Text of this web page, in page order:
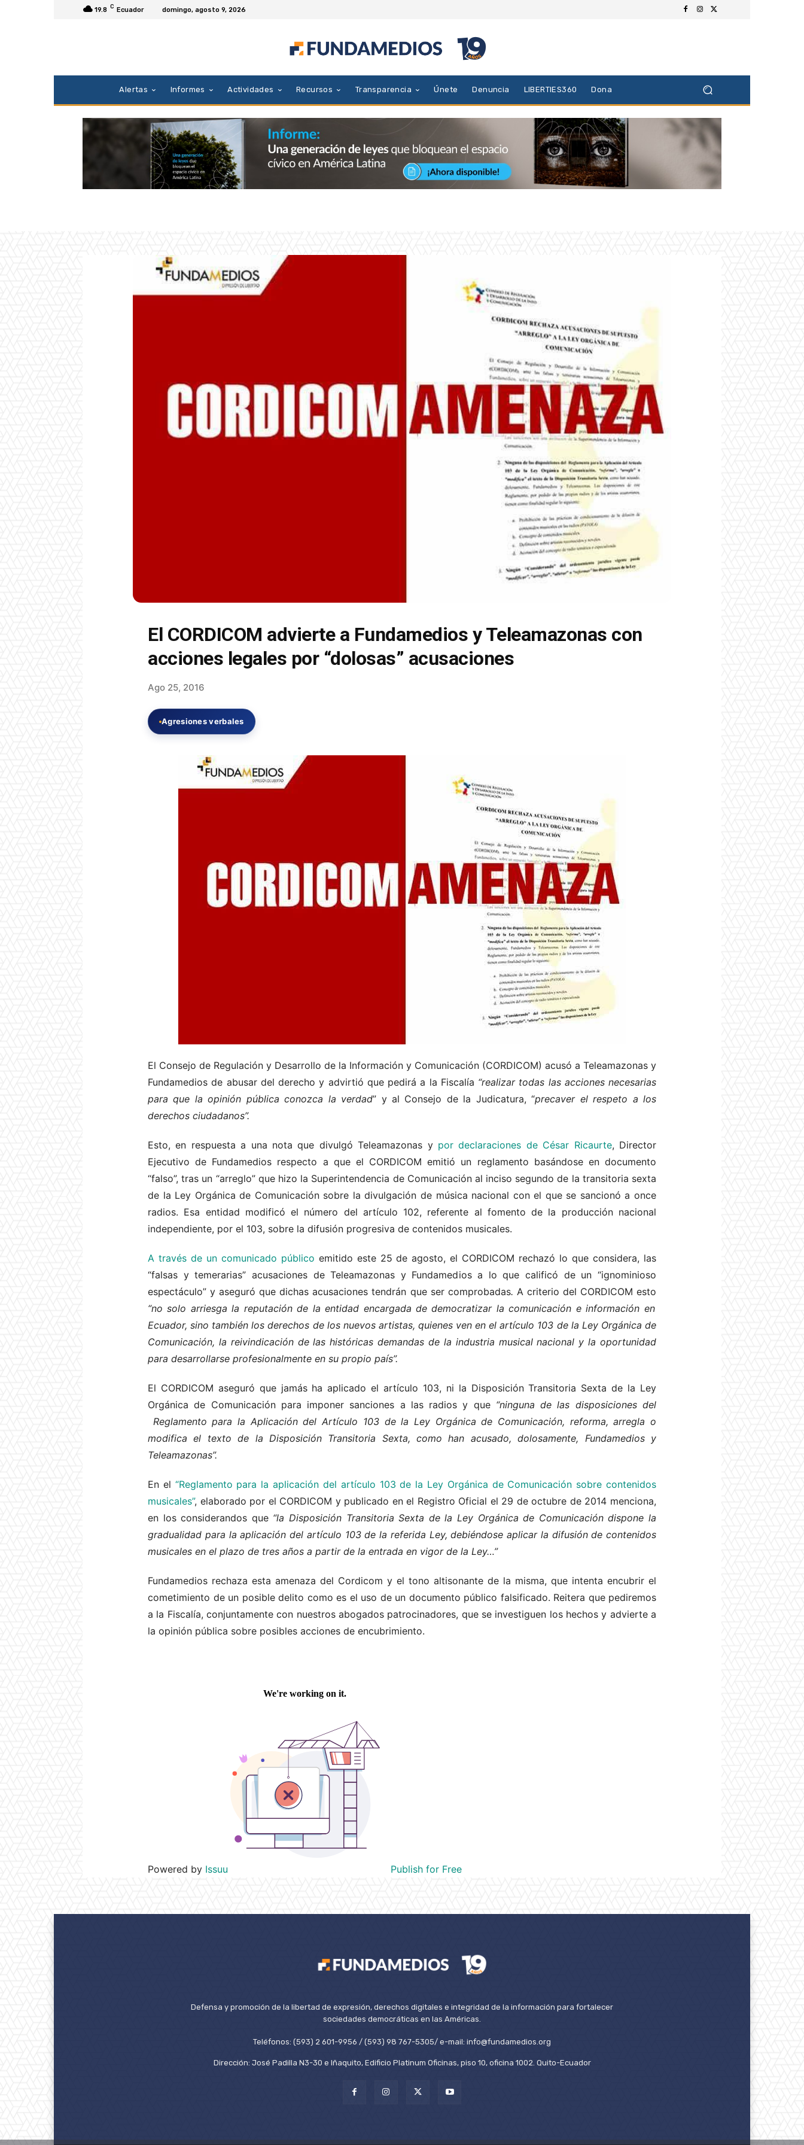
19.8 C Ecuador domingo, agosto 9, 2026
Alertas Informes Actividades Recursos Transparencia Únete Denuncia LIBERTIES360 Dona
El CORDICOM advierte a Fundamedios y Teleamazonas con
acciones legales por “dolosas” acusaciones
Ago 25, 2016
Agresiones verbales
El Consejo de Regulación y Desarrollo de la Información y Comunicación (CORDICOM) acusó a Teleamazonas y
Fundamedios de abusar del derecho y advirtió que pedirá a la Fiscalía “realizar todas las acciones necesarias
para que la opinión pública conozca la verdad” y al Consejo de la Judicatura, “precaver el respeto a los
derechos ciudadanos”.
Esto, en respuesta a una nota que divulgó Teleamazonas y por declaraciones de César Ricaurte, Director
Ejecutivo de Fundamedios respecto a que el CORDICOM emitió un reglamento basándose en documento
“falso”, tras un “arreglo” que hizo la Superintendencia de Comunicación al inciso segundo de la transitoria sexta
de la Ley Orgánica de Comunicación sobre la divulgación de música nacional con el que se sancionó a once
radios. Esa entidad modificó el número del artículo 102, referente al fomento de la producción nacional
independiente, por el 103, sobre la difusión progresiva de contenidos musicales.
A través de un comunicado público emitido este 25 de agosto, el CORDICOM rechazó lo que considera, las
“falsas y temerarias” acusaciones de Teleamazonas y Fundamedios a lo que calificó de un “ignominioso
espectáculo” y aseguró que dichas acusaciones tendrán que ser comprobadas. A criterio del CORDICOM esto
“no solo arriesga la reputación de la entidad encargada de democratizar la comunicación e información en
Ecuador, sino también los derechos de los nuevos artistas, quienes ven en el artículo 103 de la Ley Orgánica de
Comunicación, la reivindicación de las históricas demandas de la industria musical nacional y la oportunidad
para desarrollarse profesionalmente en su propio país”.
El CORDICOM aseguró que jamás ha aplicado el artículo 103, ni la Disposición Transitoria Sexta de la Ley
Orgánica de Comunicación para imponer sanciones a las radios y que“ninguna de las disposiciones del
Reglamento para la Aplicación del Artículo 103 de la Ley Orgánica de Comunicación, reforma, arregla o
modifica el texto de la Disposición Transitoria Sexta, como han acusado, dolosamente, Fundamedios y
Teleamazonas”.
En el “Reglamento para la aplicación del artículo 103 de la Ley Orgánica de Comunicación sobre contenidos
musicales”, elaborado por el CORDICOM y publicado en el Registro Oficial el 29 de octubre de 2014 menciona,
en los considerandos que“la Disposición Transitoria Sexta de la Ley Orgánica de Comunicación dispone la
gradualidad para la aplicación del artículo 103 de la referida Ley, debiéndose aplicar la difusión de contenidos
musicales en el plazo de tres años a partir de la entrada en vigor de la Ley…”
Fundamedios rechaza esta amenaza del Cordicom y el tono altisonante de la misma, que intenta encubrir el
cometimiento de un posible delito como es el uso de un documento público falsificado. Reitera que pediremos
a la Fiscalía, conjuntamente con nuestros abogados patrocinadores, que se investiguen los hechos y advierte a
la opinión pública sobre posibles acciones de encubrimiento.
Powered by Issuu Publish for Free
Defensa y promoción de la libertad de expresión, derechos digitales e integridad de la información para fortalecer
sociedades democráticas en las Américas.
Teléfonos: (593) 2 601-9956 / (593) 98 767-5305/ e-mail: info@fundamedios.org
Dirección: José Padilla N3-30 e Iñaquito, Edificio Platinum Oficinas, piso 10, oficina 1002. Quito-Ecuador